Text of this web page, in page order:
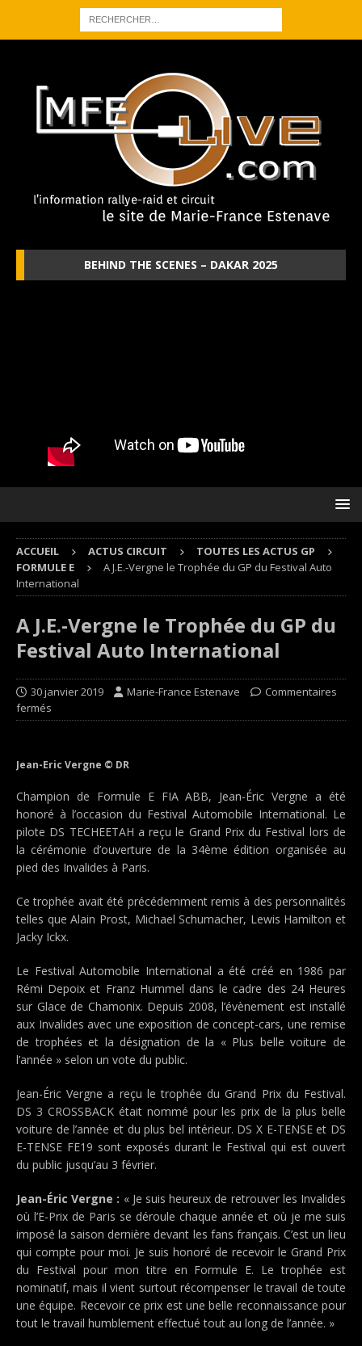
BEHIND THE SCENES – DAKAR 2025
ACCUEIL ACTUS CIRCUIT
TOUTES LES ACTUS GP
FORMULE E
A J.E.-Vergne le Trophée du GP du Festival Auto
International
A J.E.-Vergne le Trophée du GP du
Festival Auto International
30 janvier 2019 Marie-France Estenave
Commentaires
fermés
Jean-Eric Vergne © DR
Champion de Formule E FIA ABB, Jean-Éric Vergne a été
honoré à l’occasion du Festival Automobile International. Le
pilote DS TECHEETAH a reçu le Grand Prix du Festival lors de
la cérémonie d’ouverture de la 34ème édition organisée au
pied des Invalides à Paris.
Ce trophée avait été précédemment remis à des personnalités
telles que Alain Prost, Michael Schumacher, Lewis Hamilton et
Jacky Ickx.
Le Festival Automobile International a été créé en 1986 par
Rémi Depoix et Franz Hummel dans le cadre des 24 Heures
sur Glace de Chamonix. Depuis 2008, l’évènement est installé
aux Invalides avec une exposition de concept-cars, une remise
de trophées et la désignation de la « Plus belle voiture de
l’année » selon un vote du public.
Jean-Éric Vergne a reçu le trophée du Grand Prix du Festival.
DS 3 CROSSBACK était nommé pour les prix de la plus belle
voiture de l’année et du plus bel intérieur. DS X E-TENSE et DS
E-TENSE FE19 sont exposés durant le Festival qui est ouvert
du public jusqu’au 3 février.
Jean-Éric Vergne : « Je suis heureux de retrouver les Invalides
où l’E-Prix de Paris se déroule chaque année et où je me suis
imposé la saison dernière devant les fans français. C’est un lieu
qui compte pour moi. Je suis honoré de recevoir le Grand Prix
du Festival pour mon titre en Formule E. Le trophée est
nominatif, mais il vient surtout récompenser le travail de toute
une équipe. Recevoir ce prix est une belle reconnaissance pour
tout le travail humblement effectué tout au long de l’année. »